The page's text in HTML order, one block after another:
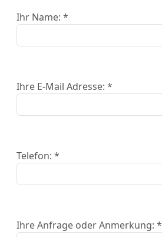
Ihr Name: *
Ihre E-Mail Adresse: *
Telefon: *
Ihre Anfrage oder Anmerkung: *